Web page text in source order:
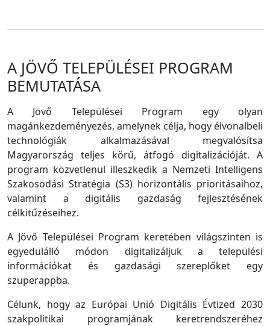
A JÖVŐ TELEPÜLÉSEI PROGRAM
BEMUTATÁSA
A Jövő Települései Program egy olyan
magánkezdeményezés, amelynek célja, hogy élvonalbeli
technológiák alkalmazásával megvalósítsa
Magyarország teljes körű, átfogó digitalizációját. A
program közvetlenül illeszkedik a Nemzeti Intelligens
Szakosodási Stratégia (S3) horizontális prioritásaihoz,
valamint a digitális gazdaság fejlesztésének
célkitűzéseihez.
A Jövő Települései Program keretében világszinten is
egyedülálló módon digitalizáljuk a települési
információkat és gazdasági szereplőket egy
szuperappba.
Célunk, hogy az Európai Unió Digitális Évtized 2030
szakpolitikai programjának keretrendszeréhez